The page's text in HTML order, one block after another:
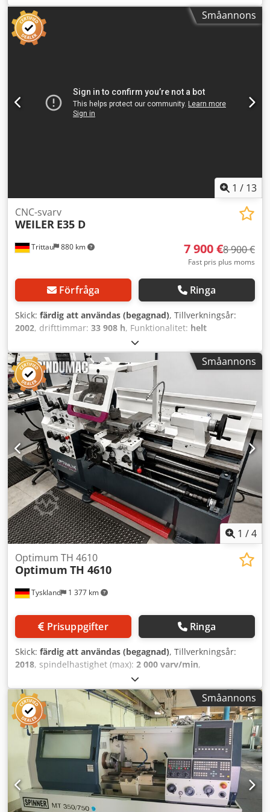
mm, total höjd:2 000 mm, styrtillverkare:HAAS, antal
axlar:2, Denna HAAS SL-30HE tillverkades år 2007. En
robust horisontell svarv med en svarvdiameter över
bädden på 762 mm och en längd på 860 mm. Den har en
information om den här maskinen. Maskinfördelar
Tekniska maskinfördelar • Vänddiameter över bädd: 762
mm • Verktygsrevolver vdi: 12 verktygspositioner •
Småannons
1 / 13
Trittau 880 km
CNC-svarv
WEILER E35 D
7 900 €8 900 €
Fast pris plus moms
Förfråga Ringa
Skick: färdig att användas (begagnad), Tillverkningsår:
2002, drifttimmar: 33 908 h, Funktionalitet: helt
, CNC – Svarv Fabrikat: WEILER Typ: E 35 D
Årsmodell: 2002 Tekniska data Fabrikat: WEILER Typ: E35 D
Tillverkningsår: 2002 Avstånd mellan spetsar: 950 mm
Spetshöjd: 200 mm Svarvdia. över bädd: 410 mm
Spindelhål: 54 mm Max svarvdiameter: ca 260 mm Varvtal:
20 – 3000 v/min Effekt: 10 kW Mått: ca L 2,60 x B 1,60 x H
1,70 m Vikt: ca 2,5 t Utrustning • Bruksanvisning •
Kylsystem • 3-backad chuck • Hållare för spännhylsor
Cedoy R Uukepfx Algjha Alla uppgifter utan garanti. En
demonstration under ström är möjlig när som helst i vår
utställningshall.
Småannons
1 /4
Tyskland 1 377 km
Optimum TH 4610
Optimum TH 4610
Prisuppgifter Ringa
Skick: färdig att användas (begagnad), Tillverkningsår:
2018, spindelhastighet (max): 2 000 varv/min,
, total höjd:
bredd:1 065 mm, totalvikt:1 720 kg, produktlängd (max.):
2 215 mm, antal axlar:2, Svarv med manuell ledskruv och
matningsstång, tillverkad 2018. Denna Optimum TH 4610
har ett centrumavstånd på 1060 mm och en svängradie
över bädden på 460 mm. Den har ett
spindelhastighetsområde på 25–2 000 varv/min och klarar
en maximal arbetsstyckesvikt på 300 kg. Om du är ute efter
högkvalitativa svarvningsmöjligheter bör du överväga
maskinen Optimum TH 4610 som vi har till salu. Kontakta
oss för mer information. Csdpfxjzq Edge Algeha -
Småannons